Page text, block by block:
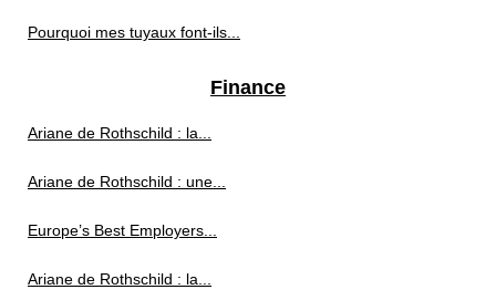
Pourquoi mes tuyaux font-ils...
Finance
Ariane de Rothschild : la...
Ariane de Rothschild : une...
Europe’s Best Employers...
Ariane de Rothschild : la...